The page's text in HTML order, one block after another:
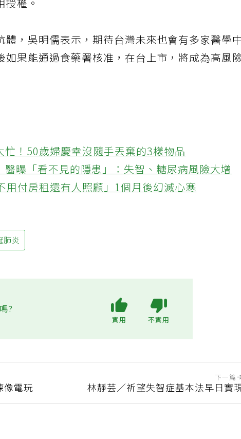
權。
，吳明儒表示，期待台灣未來也會有多家醫學
果能通過食藥署核准，在台上市，將成為高風
！50歲婦慶幸沒隨手丟棄的3樣物品
曝「看不見的隱患」：失智、糖尿病風險大增
付房租還有人照顧」1個月後幻滅心寒
肺炎
?
實用 不實用
像電玩
下一篇
林靜芸／祈望失智症基本法早日實